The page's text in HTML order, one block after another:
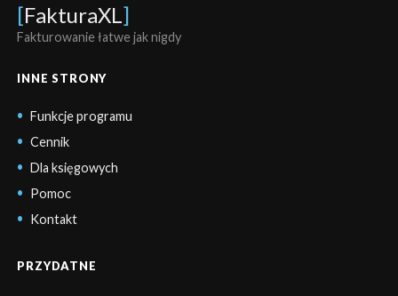
[FakturaXL ]
Fakturowanie łatwe jak nigdy
INNE STRONY
Funkcje programu
Cennik
Dla księgowych
Pomoc
Kontakt
PRZYDATNE